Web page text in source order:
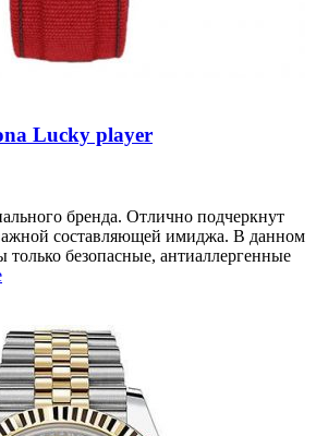
Lucky player
бренда. Отлично подчеркнут
составляющей имиджа. В данном
только безопасные, антиаллергенные